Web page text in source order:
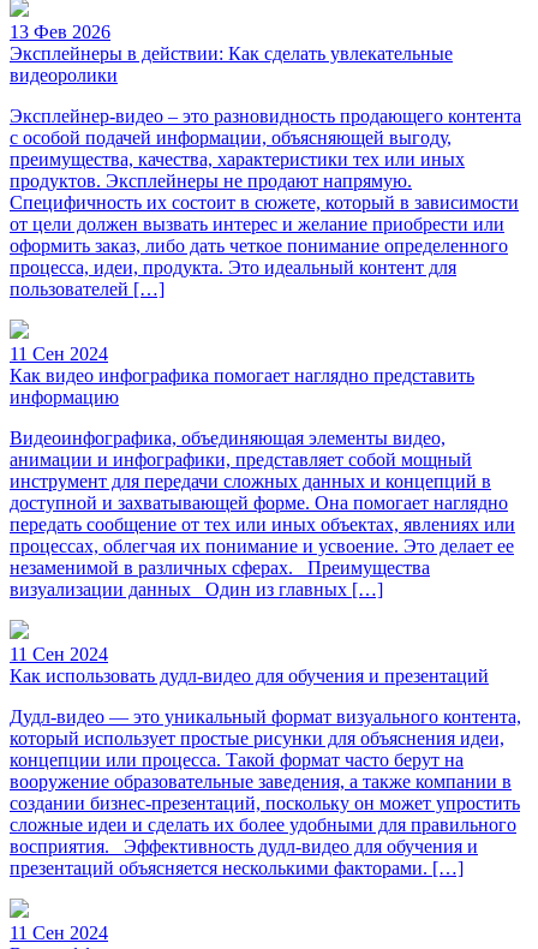
13 Фев 2026
Эксплейнеры в действии: Как сделать увлекательные
видеоролики
Эксплейнер-видео – это разновидность продающего контента
с особой подачей информации, объясняющей выгоду,
преимущества, качества, характеристики тех или иных
продуктов. Эксплейнеры не продают напрямую.
Специфичность их состоит в сюжете, который в зависимости
от цели должен вызвать интерес и желание приобрести или
оформить заказ, либо дать четкое понимание определенного
процесса, идеи, продукта. Это идеальный контент для
пользователей […]
11 Сен 2024
Как видео инфографика помогает наглядно представить
информацию
Видеоинфографика, объединяющая элементы видео,
анимации и инфографики, представляет собой мощный
инструмент для передачи сложных данных и концепций в
доступной и захватывающей форме. Она помогает наглядно
передать сообщение от тех или иных объектах, явлениях или
процессах, облегчая их понимание и усвоение. Это делает ее
незаменимой в различных сферах. Преимущества
визуализации данных Один из главных […]
11 Сен 2024
Как использовать дудл-видео для обучения и презентаций
Дудл-видео — это уникальный формат визуального контента,
который использует простые рисунки для объяснения идеи,
концепции или процесса. Такой формат часто берут на
вооружение образовательные заведения, а также компании в
создании бизнес-презентаций, поскольку он может упростить
сложные идеи и сделать их более удобными для правильного
восприятия. Эффективность дудл-видео для обучения и
презентаций объясняется несколькими факторами. […]
11 Сен 2024